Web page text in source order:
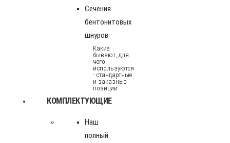
Сечения
бентонитовых
шнуров
Какие
бывают, для
чего
используются
- стандартные
и заказные
позиции
КОМПЛЕКТУЮЩИЕ
Наш
полный